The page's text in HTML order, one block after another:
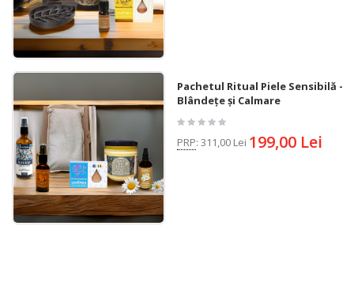
Pachetul Ritual Piele Sensibilă –
Blândețe și Calmare
PRP: 311,00 Lei 199,00 Lei